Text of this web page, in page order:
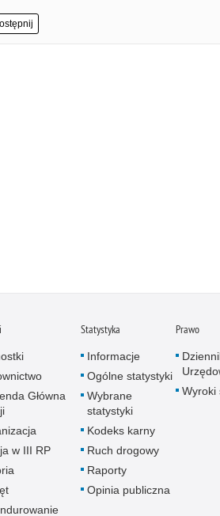
Główna
w III RP
Statystyka
Informacje
Ogólne statystyki
Wybrane
statystyki
Kodeks karny
Ruch drogowy
Raporty
Opinia publiczna
Prawo
Wyroki